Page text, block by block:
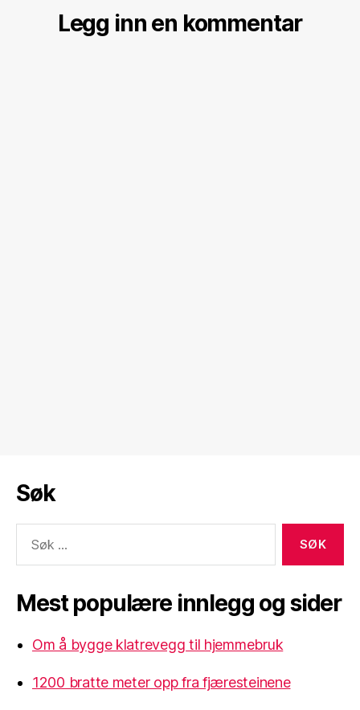
Legg inn en kommentar
Søk
etter:
Mest populære innlegg og sider
Om å bygge klatrevegg til hjemmebruk
1200 bratte meter opp fra fjæresteinene